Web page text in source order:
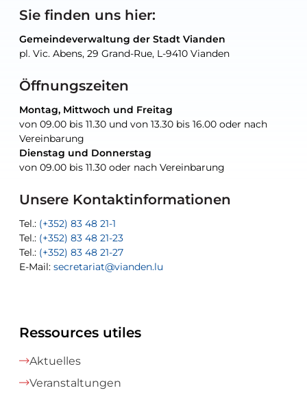
Sie finden uns hier:
Gemeindeverwaltung der Stadt Vianden
pl. Vic. Abens, 29 Grand-Rue, L-9410 Vianden
Öffnungszeiten
Montag, Mittwoch und Freitag
von 09.00 bis 11.30 und von 13.30 bis 16.00 oder nach
Vereinbarung
Dienstag und Donnerstag
von 09.00 bis 11.30 oder nach Vereinbarung
Unsere Kontaktinformationen
Tel.: (+352) 83 48 21-1
Tel.: (+352) 83 48 21-23
Tel.: (+352) 83 48 21-27
E-Mail: secretariat@vianden.lu
Gemeindeverwaltung der Stadt Vianden
pl. Vic. Abens, 29 Grand-Rue, L-9410 Vianden
Montag, Mittwoch und Freitag
von 09.00 bis 11.30 und von 13.30 bis 16.00 oder nach
Vereinbarung
Dienstag und Donnerstag
von 09.00 bis 11.30 oder nach Vereinbarung
Tel.: (+352) 83 48 21-20
Tel.: (+352) 83 48 21-22
E-Mail:sofia.carvalho@vianden.lu
E-Mail: diane.storn@vianden.lu
Gemeindeverwaltung der Stadt Vianden
pl. Vic. Abens, 29 Grand-Rue, L-9410 Vianden
nur nach Vereinbarung
Tel.: (+352) 83 48 21-24
Gemeindeverwaltung der Stadt Vianden
pl. Vic. Abens, 29 Grand-Rue, L-9410 Vianden
nur nach Vereinbarung
E-Mail: aisha.abdullah@vianden.lu
E-Mail:jos.cormemans@vianden.lu
Gemeindewerkstatt der Stadt Vianden
30, rue Neugarten, L-9422 Vianden
nur nach Vereinbarung
Tel.: (+352) 83 48 21-51
E-Mail:atelier@vianden.lu
Ressources utiles
Aktuelles
Veranstaltungen